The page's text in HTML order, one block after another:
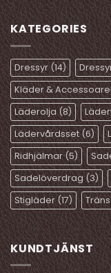
produkten
har
flera
varianter.
De
olika
alternativen
kan
väljas
på
produktsidan
KATEGORIES
Dressyr(14)
Kläder &
Läderolja (8)
Lädervårdsset(6)
Ridhjälmar(5)
Sadelöverdrag(3)
Stigläder(17)
KUNDTJÄNST